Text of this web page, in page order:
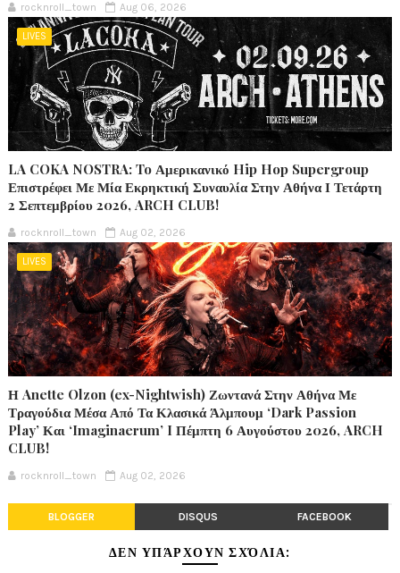
rocknroll_town Aug 06, 2026
LIVES
LA COKA NOSTRA: To Αμερικανικό Hip Hop Supergroup
Επιστρέφει Με Μία Εκρηκτική Συναυλία Στην Αθήνα Ι Τετάρτη
2 Σεπτεμβρίου 2026, ARCH CLUB!
rocknroll_town Aug 02, 2026
LIVES
Η Anette Olzon (ex-Nightwish) Ζωντανά Στην Αθήνα Με
Τραγούδια Μέσα Από Τα Κλασικά Άλμπουμ ‘Dark Passion
Play’ Και ‘Imaginaerum’ I Πέμπτη 6 Αυγούστου 2026, ARCH
CLUB!
rocknroll_town Aug 02, 2026
BLOGGER DISQUS FACEBOOK
ΔΕΝ ΥΠΆΡΧΟΥΝ ΣΧΌΛΙΑ: